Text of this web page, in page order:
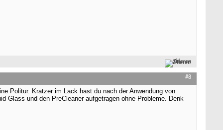
Zitieren
#8
Politur. Kratzer im Lack hast du nach der Anwendung von
Glass und den PreCleaner aufgetragen ohne Probleme. Denk